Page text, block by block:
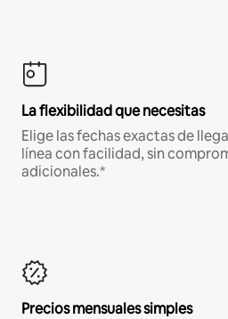
La flexibilidad que necesitas
Elige las fechas exactas de
línea con facilidad, sin
adicionales.*
Precios mensuales simples